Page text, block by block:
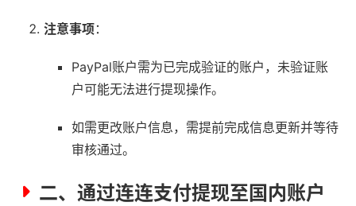
注意事项：
PayPal账户需为已完成验证的账户，未验证账
户可能无法进行提现操作。
如需更改账户信息，需提前完成信息更新并等待
审核通过。
二、通过连连支付提现至国内账户